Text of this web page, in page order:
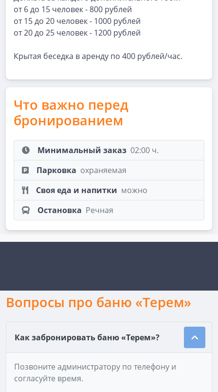
от 6 до 15 человек - 800 рублей
от 15 до 20 человек - 1000 рублей
от 20 до 25 человек - 1200 рублей
Крытая беседка в аренду по 400 рублей/час.
Что важно перед
бронированием
Минимальный заказ 02:00 ч.
Парковка охраняемая
Своя еда и напитки можно
Остановка Речная
Вопросы про баню «Терем»
Как забронировать баню «Терем»?
Позвоните администратору по телефону и
согласуйте время.